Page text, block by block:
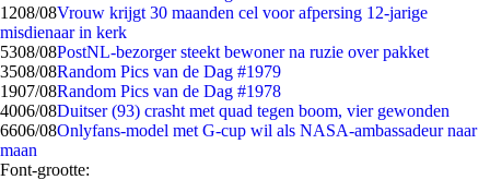
1208/08Vrouw krijgt 30 maanden cel voor afpersing 12-jarige
misdienaar in kerk
5308/08PostNL-bezorger steekt bewoner na ruzie over pakket
3508/08Random Pics van de Dag #1979
1907/08Random Pics van de Dag #1978
4006/08Duitser (93) crasht met quad tegen boom, vier gewonden
6606/08Onlyfans-model met G-cup wil als NASA-ambassadeur naar
maan
Font-grootte: